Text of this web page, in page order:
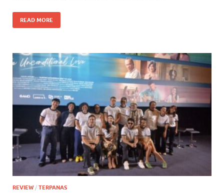
READ MORE
REVIEW / TERPANAS